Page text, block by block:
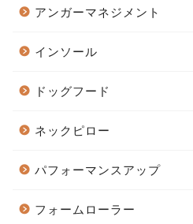
アンガーマネジメント
インソール
ドッグフード
ネックピロー
パフォーマンスアップ
フォームローラー